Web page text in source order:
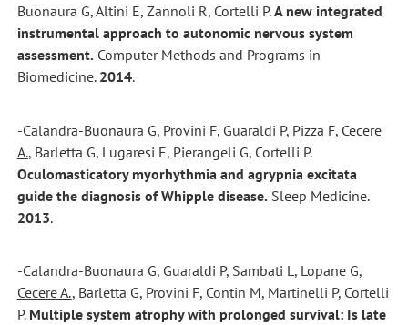
Buonaura G, Altini E, Zannoli R, Cortelli P.A new integrated
instrumental approach to autonomic nervous system
assessment. Computer Methods and Programs in
Biomedicine. 2014.
-Calandra-Buonaura G, Provini F, Guaraldi P, Pizza F, Cecere
A., Barletta G, Lugaresi E, Pierangeli G, Cortelli P.
Oculomasticatory myorhythmia and agrypnia excitata
guide the diagnosis of Whipple disease. Sleep Medicine.
2013.
-Calandra-Buonaura G, Guaraldi P, Sambati L, Lopane G,
Cecere A., Barletta G, Provini F, Contin M, Martinelli P, Cortelli
P. Multiple system atrophy with prolonged survival: Is late